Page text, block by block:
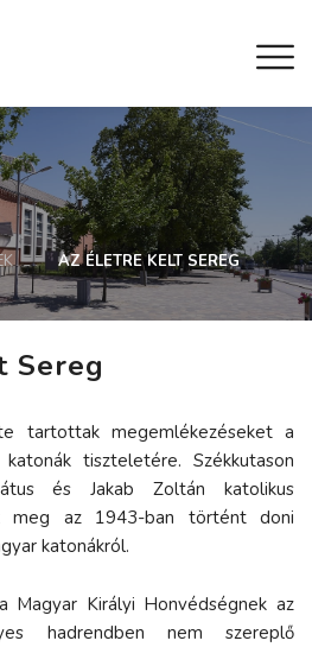
AZ ÉLETRE KELT SEREG
Sereg
tartottak megemlékezéseket a
tiszteletére. Székkutason
és Jakab Zoltán katolikus
meg az 1943-ban történt doni
katonákról.
Magyar Királyi Honvédségnek az
hadrendben nem szereplő